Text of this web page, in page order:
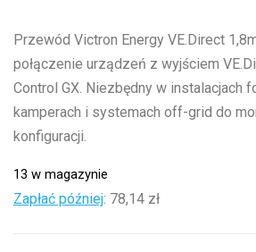
Przewód Victron Energy VE.Direct
połączenie urządzeń z wyjściem
Control GX. Niezbędny w instalacjach
kamperach i systemach off-grid do
konfiguracji.
13 w magazynie
Zapłać później: 78,14 zł